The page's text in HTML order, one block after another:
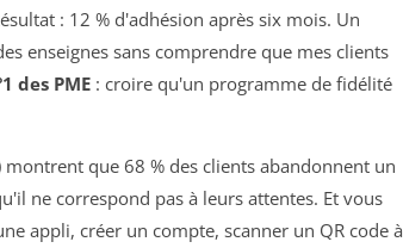
: 12 % d'adhésion après six mois. Un
enseignes sans comprendre que mes clients
des PME : croire qu'un programme de fidélité
montrent que 68 % des clients abandonnent un
ne correspond pas à leurs attentes. Et vous
appli, créer un compte, scanner un QR code à